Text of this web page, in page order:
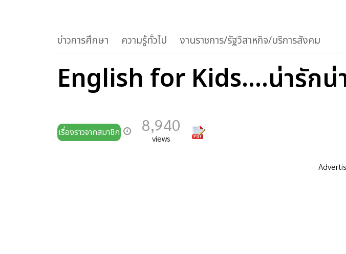
ข่าวการศึกษา ความรู้ทั่วไป งานราชการ/รัฐวิสาหกิจ/บริการสังคม
English for Kids....น่ารักน่
เรื่องราวจากสมาชิก 8,940
views